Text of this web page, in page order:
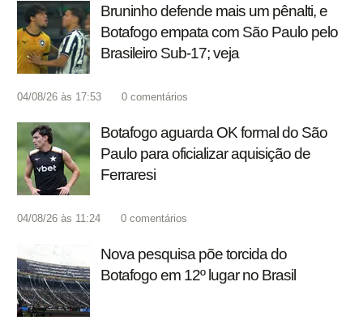
Bruninho defende mais um pênalti, e
Botafogo empata com São Paulo pelo
Brasileiro Sub-17; veja
04/08/26 às 17:53 0 comentários
Botafogo aguarda OK formal do São
Paulo para oficializar aquisição de
Ferraresi
04/08/26 às 11:24 0 comentários
Nova pesquisa põe torcida do
Botafogo em 12º lugar no Brasil